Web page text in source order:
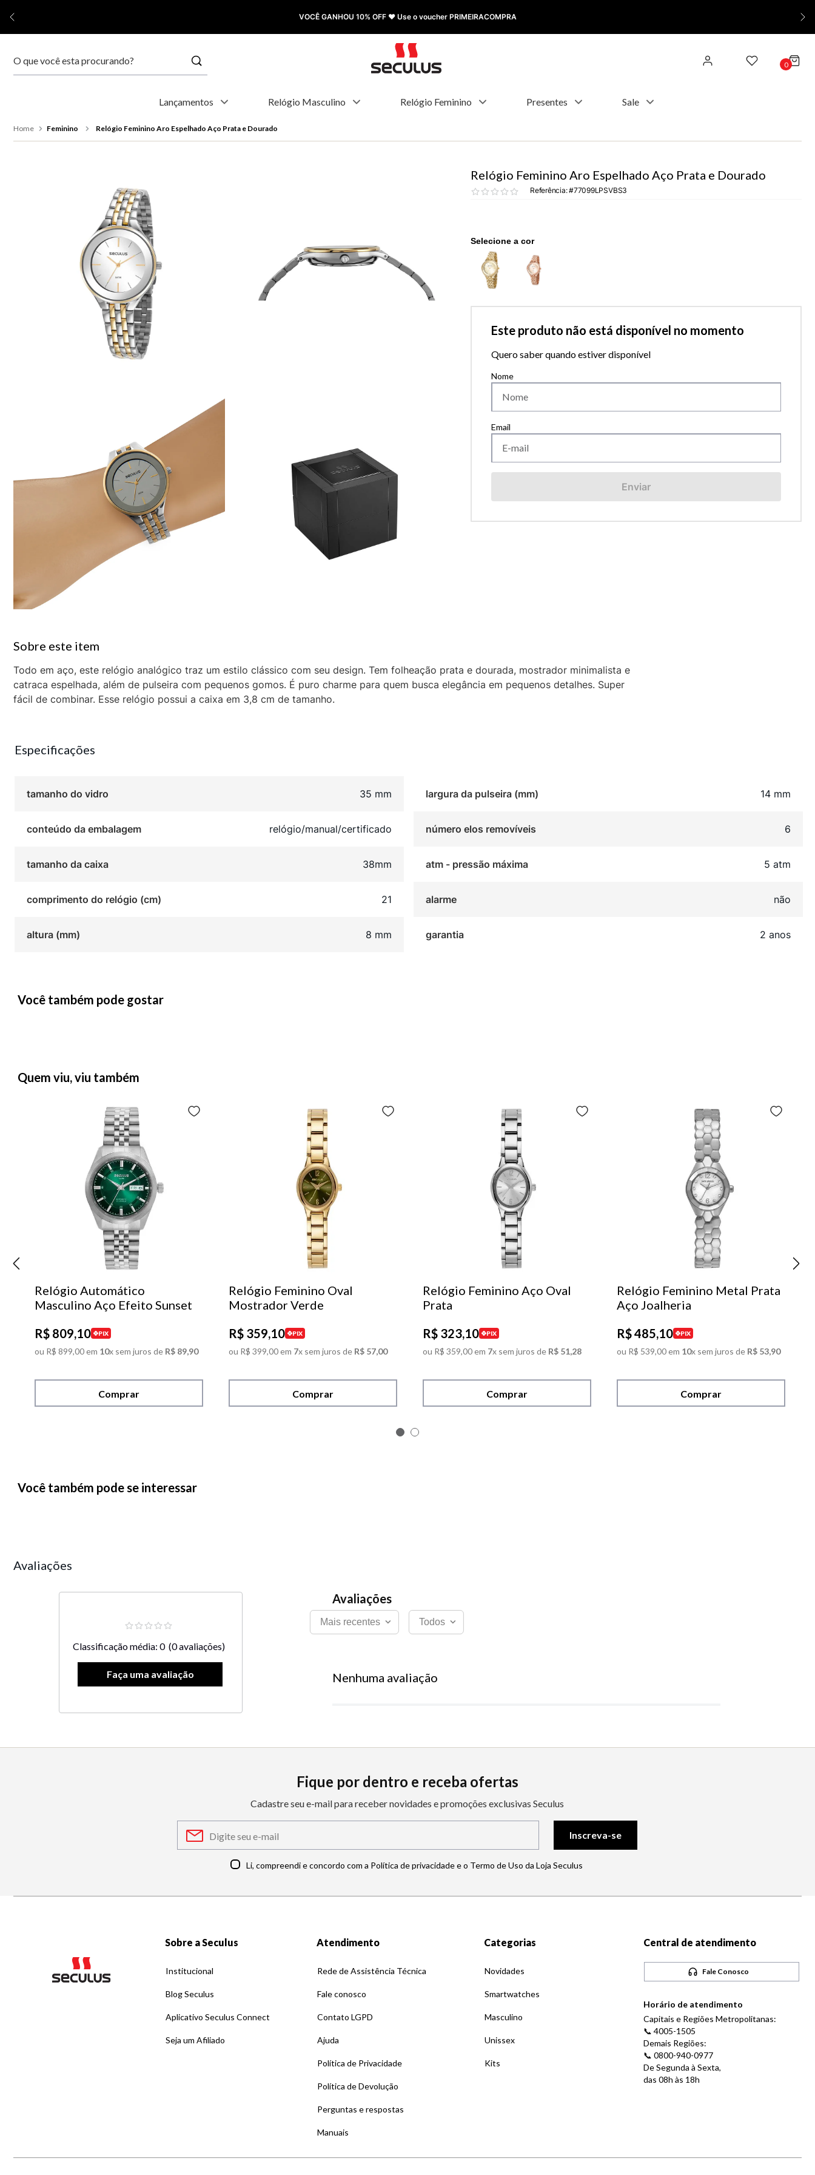
FRETE GRÁTIS à partir de R$ 499,00
0
Lançamentos Relógio Masculino Relógio Feminino Presentes Sale
Feminino Relógio Feminino Aro Espelhado Aço Prata e Dourado
Relógio Feminino Aro Espelhado Aço Prata e Dourado
Referência: 77099LPSVBS3
Este produto não está disponível no momento
Quero saber quando estiver disponível
Enviar
Todo em aço, este relógio analógico traz um estilo clássico com seu design. Tem folheação prata e dourada, mostrador minimalista e
catraca espelhada, além de pulseira com pequenos gomos. É puro charme para quem busca elegância em pequenos detalhes. Super
fácil de combinar. Esse relógio possui a caixa em 3,8 cm de tamanho.
Especificações
tamanho do vidro 35 mm
conteúdo da embalagem relógio/manual/certificado
tamanho da caixa 38mm
comprimento do relógio (cm) 21
altura (mm) 8 mm
largura da pulseira (mm) 14 mm
número elos removíveis 6
atm - pressão máxima 5 atm
alarme não
garantia 2 anos
Você também pode gostar
Quem viu, viu também
Relógio Automático
Masculino Aço Efeito Sunset
R$ 809,10 PIX
ou R$ 899,00em 10x sem juros de R$ 89,90
Comprar
Relógio Feminino Oval
Mostrador Verde
R$ 359,10 PIX
ou R$ 399,00em 7x sem juros de R$ 57,00
Comprar
Relógio Feminino Aço Oval
Prata
R$ 323,10 PIX
ou R$ 359,00em 7x sem juros de R$ 51,28
Comprar
Relógio Feminino Metal Prata
Aço Joalheria
R$485,10 PIX
ou R$ 539,00em 10x sem juros de R$ 53,90
Comprar
Você também pode se interessar
Avaliações
Classificação média: 0 (0 avaliações)
Mais recentes Todos
Nenhuma avaliação
Fique por dentro e receba ofertas
Cadastre seu e-mail para receber novidades e promoções exclusivas Seculus
Inscreva-se
Li, compreendi e concordo com a Política de privacidade e o Termo de Uso da Loja Seculus
Sobre a Seculus
Institucional
Blog Seculus
Aplicativo Seculus Connect
Seja um Afiliado
Atendimento
Rede de Assistência Técnica
Fale conosco
Contato LGPD
Ajuda
Política de Privacidade
Política de Devolução
Perguntas e respostas
Manuais
Categorias
Novidades
Smartwatches
Masculino
Unissex
Kits
Central de atendimento
Fale Conosco
Horário de atendimento
Capitais e Regiões Metropolitanas:
📞 4005-1505
Demais Regiões:
📞 0800-940-0977
De Segunda à Sexta,
das 08h às 18h
1 º relógio feminino
automático
dourado
relógio feminino rose